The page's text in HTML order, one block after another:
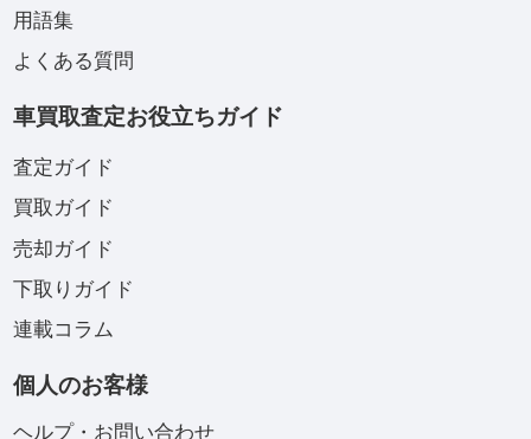
用語集
よくある質問
車買取査定お役立ちガイド
査定ガイド
買取ガイド
売却ガイド
下取りガイド
連載コラム
個人のお客様
ヘルプ・お問い合わせ